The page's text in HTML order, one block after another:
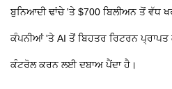
ਬੁਨਿਆਦੀ ਢਾਂਚੇ 'ਤੇ $700 ਬਿਲੀਅਨ ਤੋਂ ਵੱਧ
ਕੰਪਨੀਆਂ 'ਤੇ AI ਤੋਂ ਬਿਹਤਰ ਰਿਟਰਨ
ਕੰਟਰੋਲ ਕਰਨ ਲਈ ਦਬਾਅ ਪੈਂਦਾ ਹੈ।